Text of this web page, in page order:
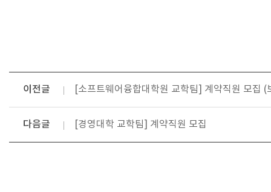
이전글 [소프트웨어융합대학원 교학팀] 계약직원 모집
다음글 [경영대학 교학팀] 계약직원 모집